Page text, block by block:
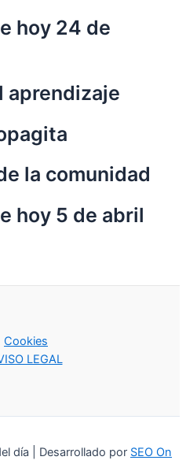
hoy 24 de
aprendizaje
la comunidad
hoy 5 de abril
Cookies
LEGAL
día | Desarrollado por SEO On